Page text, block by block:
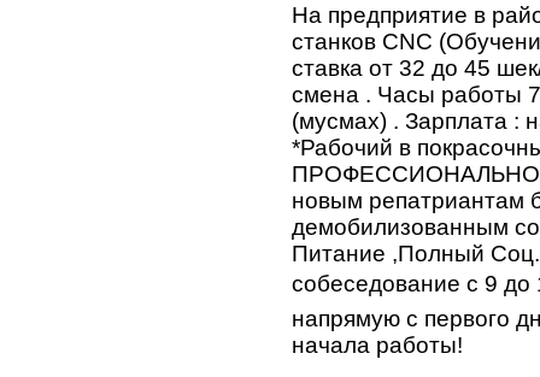
На предприятие в
станков СNC
ставка от 32 до 45
смена . Часы работы
(мусмах) . Зарплата :
*Рабочий в
новым репатриантам
демобилизованным
Питание ,Полный
собеседование с 9
напрямую с первого
начала работы!